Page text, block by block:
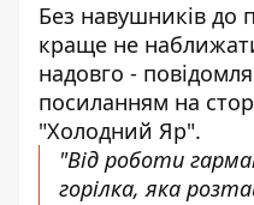
Без навушників до
краще не
надовго -
посиланням на
"Холодний Яр".
"Від роботи
горілка, яка